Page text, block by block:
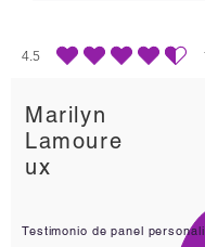
4.5
la calificación promedio es
Marilyn
Lamoure
ux
Testimonio de panel